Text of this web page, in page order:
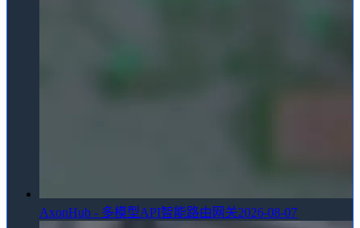
AxonHub - 多模型API智能路由网关2026-08-07